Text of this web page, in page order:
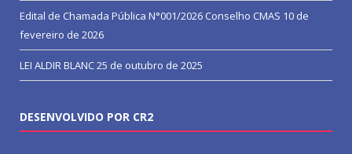
Edital de Chamada Pública N°001/2026 Conselho CMAS 10 de
fevereiro de 2026
LEI ALDIR BLANC25 de outubro de 2025
DESENVOLVIDO POR CR2